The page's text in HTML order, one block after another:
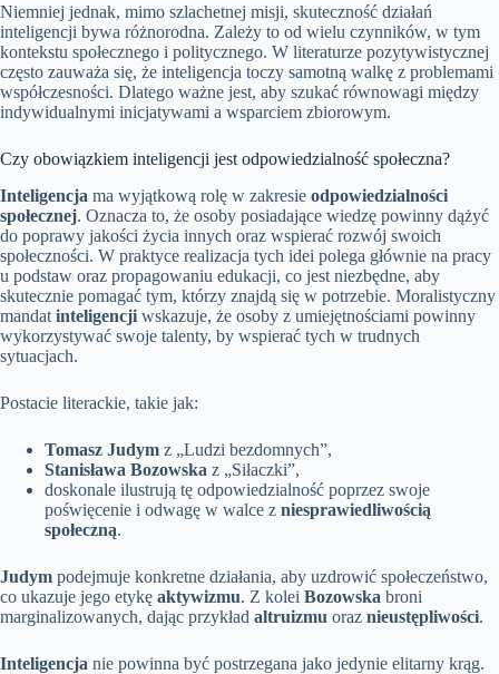
Niemniej jednak, mimo szlachetnej misji, skuteczność działań
inteligencji bywa różnorodna. Zależy to od wielu czynników, w tym
kontekstu społecznego i politycznego. W literaturze pozytywistycznej
często zauważa się, że inteligencja toczy samotną walkę z problemami
współczesności. Dlatego ważne jest, aby szukać równowagi między
indywidualnymi inicjatywami a wsparciem zbiorowym.
Czy obowiązkiem inteligencji jest odpowiedzialność społeczna?
Inteligencja ma wyjątkową rolę w zakresie odpowiedzialności
społecznej. Oznacza to, że osoby posiadające wiedzę powinny dążyć
do poprawy jakości życia innych oraz wspierać rozwój swoich
społeczności. W praktyce realizacja tych idei polega głównie na pracy
u podstaw oraz propagowaniu edukacji, co jest niezbędne, aby
skutecznie pomagać tym, którzy znajdą się w potrzebie. Moralistyczny
mandat inteligencji wskazuje, że osoby z umiejętnościami powinny
wykorzystywać swoje talenty, by wspierać tych w trudnych
sytuacjach.
Postacie literackie, takie jak:
Tomasz Judym z „Ludzi bezdomnych”,
Stanisława Bozowska z „Siłaczki”,
doskonale ilustrują tę odpowiedzialność poprzez swoje
poświęcenie i odwagę w walce z niesprawiedliwością
społeczną.
Judym podejmuje konkretne działania, aby uzdrowić społeczeństwo,
co ukazuje jego etykę aktywizmu. Z kolei Bozowska broni
marginalizowanych, dając przykład altruizmu oraz nieustępliwości.
Inteligencja nie powinna być postrzegana jako jedynie elitarny krąg.